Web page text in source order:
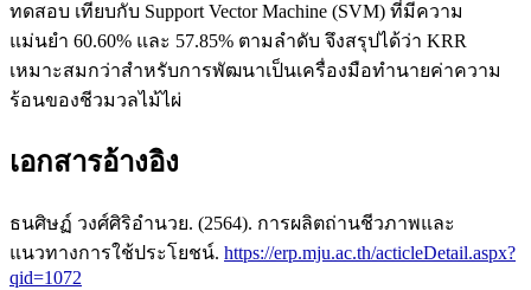
ทดสอบ เทียบกับ Support Vector Machine (SVM) ที่มีความ
แม่นยำ 60.60% และ 57.85% ตามลำดับ จึงสรุปได้ว่า KRR
เหมาะสมกว่าสำหรับการพัฒนาเป็นเครื่องมือทำนายค่าความ
ร้อนของชีวมวลไม้ไผ่
เอกสารอ้างอิง
ธนศิษฏ์ วงศ์ศิริอำนวย. (2564). การผลิตถ่านชีวภาพและ
แนวทางการใช้ประโยชน์. https://erp.mju.ac.th/acticleDetail.aspx?
qid=1072